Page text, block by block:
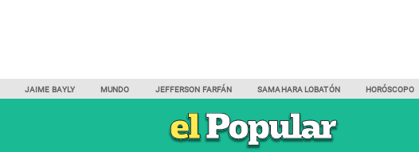
JAIME BAYLY MUNDO JEFFERSON FARFÁN SAMAHARA LOBATÓN HORÓSCOPO